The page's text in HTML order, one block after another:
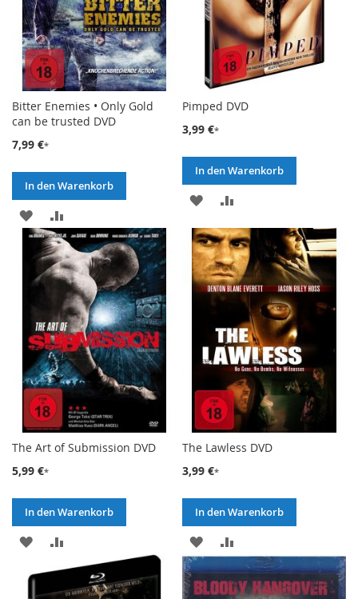
Bitter Enemies • Only Gold
can be trusted DVD
7,99 €
In den Warenkorb
ZUR
WUNSCHLISTE
HINZUFÜGEN
VERGLEICHSLISTE
HINZUFÜGEN
Pimped DVD
3,99 €
In den Warenkorb
ZUR
WUNSCHLISTE
HINZUFÜGEN
VERGLEICHSLISTE
HINZUFÜGEN
The Art of Submission DVD
5,99 €
In den Warenkorb
ZUR
WUNSCHLISTE
HINZUFÜGEN
VERGLEICHSLISTE
HINZUFÜGEN
The Lawless DVD
3,99 €
In den Warenkorb
ZUR
WUNSCHLISTE
HINZUFÜGEN
VERGLEICHSLISTE
HINZUFÜGEN